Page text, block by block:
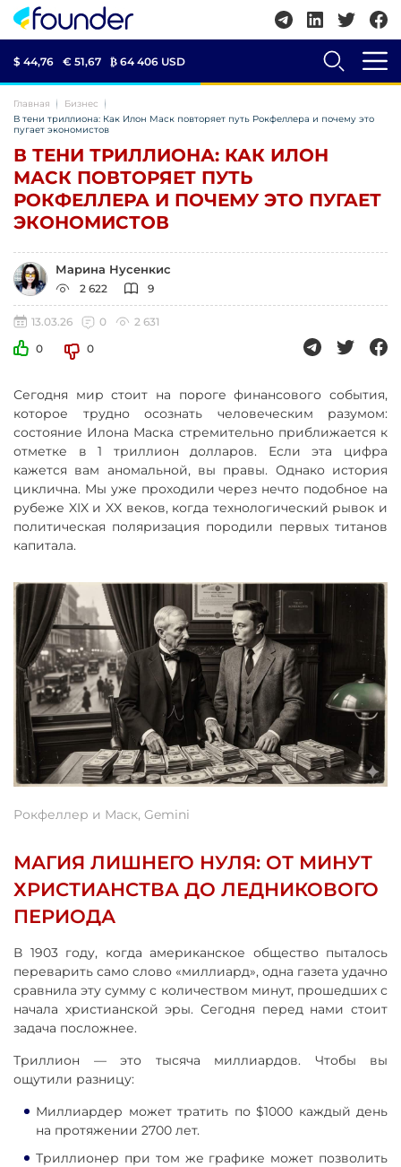
$ 44,76 € 51,67 ₿ 64 406 USD
Главная
Бизнес
В тени триллиона: Как Илон Маск повторяет путь Рокфеллера и почему это
пугает экономистов
В ТЕНИ ТРИЛЛИОНА: КАК ИЛОН
МАСК ПОВТОРЯЕТ ПУТЬ
РОКФЕЛЛЕРА И ПОЧЕМУ ЭТО ПУГАЕТ
ЭКОНОМИСТОВ
Марина Нусенкис
2 622 9
13.03.26 0
2 631
0
0
Сегодня мир стоит на пороге финансового события,
которое трудно осознать человеческим разумом:
состояние Илона Маска стремительно приближается к
отметке в 1 триллион долларов. Если эта цифра
кажется вам аномальной, вы правы. Однако история
циклична. Мы уже проходили через нечто подобное на
рубеже XIX и XX веков, когда технологический рывок и
политическая поляризация породили первых титанов
капитала.
Рокфеллер и Маск, Gemini
МАГИЯ ЛИШНЕГО НУЛЯ: ОТ МИНУТ
ХРИСТИАНСТВА ДО ЛЕДНИКОВОГО
ПЕРИОДА
В 1903 году, когда американское общество пыталось
переварить само слово «миллиард», одна газета удачно
сравнила эту сумму с количеством минут, прошедших с
начала христианской эры. Сегодня перед нами стоит
задача посложнее.
Триллион — это тысяча миллиардов. Чтобы вы
ощутили разницу:
Миллиардер может тратить по $1000 каждый день
на протяжении 2700 лет.
Триллионер при том же графике может позволить